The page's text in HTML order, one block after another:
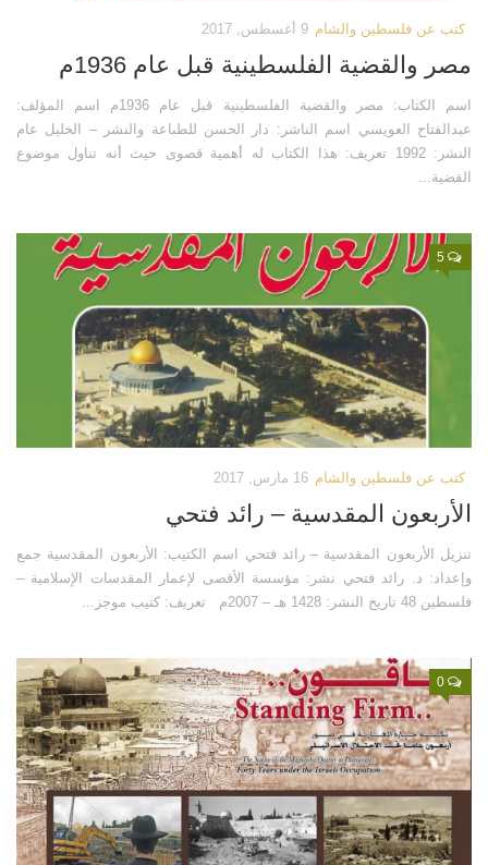
كتب عن فلسطين والشام 9 أغسطس, 2017
مصر والقضية الفلسطينية قبل عام 1936م
اسم الكتاب: مصر والقضية الفلسطينية قبل عام 1936م اسم المؤلف:
عبدالفتاح العويسي اسم الناشر: دار الحسن للطباعة والنشر – الخليل عام
النشر: 1992 تعريف: هذا الكتاب له أهمية قصوى حيث أنه تناول موضوع
القضية...
5
كتب عن فلسطين والشام 16 مارس, 2017
الأربعون المقدسية – رائد فتحي
تنزيل الأربعون المقدسية – رائد فتحي اسم الكتيب: الأربعون المقدسية جمع
وإعداد: د. رائد فتحي نشر: مؤسسة الأقصى لإعمار المقدسات الإسلامية –
فلسطين 48 تاريخ النشر: 1428 هـ – 2007م تعريف: كتيب موجز...
0